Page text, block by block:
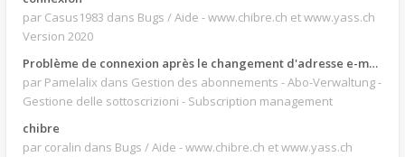
par Casus1983 dans Bugs / Aide - www.chibre.ch et www.yass.ch
Version 2020
Problème de connexion après le changement d'adresse e-mail.
par Pamelalix dans Gestion des abonnements - Abo-Verwaltung -
Gestione delle sottoscrizioni - Subscription management
chibre
par coralin dans Bugs / Aide - www.chibre.ch et www.yass.ch